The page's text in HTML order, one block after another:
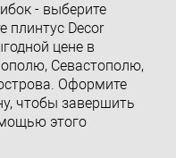
- выберите
плинтус Decor
цене в
Севастополю,
Оформите
чтобы завершить
этого